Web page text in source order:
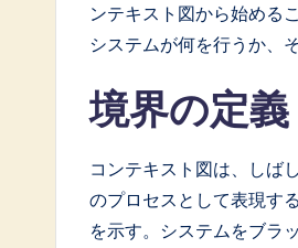
ンテキスト図から始める
システムが何を行うか、
境界の定義
コンテキスト図は、しば
のプロセスとして表現す
を示す。システムをブラ